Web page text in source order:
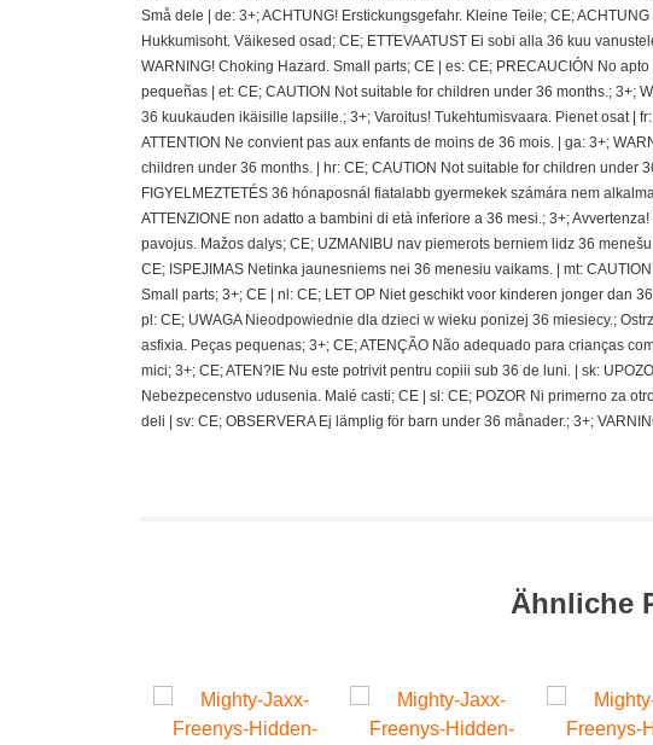
Små dele | de: 3+; ACHTUNG! Erstickungsgefahr. Kleine Teile; CE;
Hukkumisoht. Väikesed osad; CE; ETTEVAATUST Ei sobi alla 36 kuu
WARNING! Choking Hazard. Small parts; CE | es: CE; PRECAUCIÓN No
pequeñas | et: CE; CAUTION Not suitable for children under 36 months.; 3+;
36 kuukauden ikäisille lapsille.; 3+; Varoitus! Tukehtumisvaara. Pienet osat |
ATTENTION Ne convient pas aux enfants de moins de 36 mois. | ga: 3+;
children under 36 months. | hr: CE; CAUTION Not suitable for children under
FIGYELMEZTETÉS 36 hónaposnál fiatalabb gyermekek számára nem
ATTENZIONE non adatto a bambini di età inferiore a 36 mesi.; 3+;
pavojus. Mažos dalys; CE; UZMANIBU nav piemerots berniem lidz 36
CE; ISPEJIMAS Netinka jaunesniems nei 36 menesiu vaikams. | mt:
Small parts; 3+; CE | nl: CE; LET OP Niet geschikt voor kinderen jonger dan
pl: CE; UWAGA Nieodpowiednie dla dzieci w wieku ponizej 36 miesiecy.;
asfixia. Peças pequenas; 3+; CE; ATENÇÃO Não adequado para crianças
mici; 3+; CE; ATEN?IE Nu este potrivit pentru copiii sub 36 de luni. | sk:
Nebezpecenstvo udusenia. Malé casti; CE | sl: CE; POZOR Ni primerno za
deli | sv: CE; OBSERVERA Ej lämplig för barn under 36 månader.; 3+;
Ähnliche